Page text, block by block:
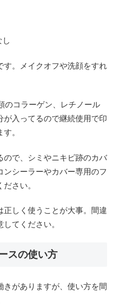
し
す。メイクオフや洗顔をすれ
のコラーゲン、レチノール
が入ってるので継続使用で印
。
ので、シミやニキビ跡のカバ
シーラーやカバー専用のフ
さい。
しく使うことが大事。間違
てください。
スの使い方
がありますが、使い方を間